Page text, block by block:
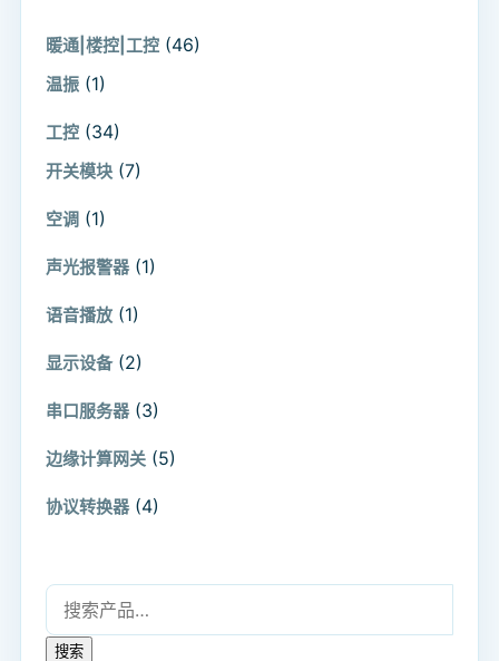
暖通|楼控|工控 (46)
温振 (1)
工控 (34)
开关模块 (7)
空调 (1)
声光报警器 (1)
语音播放 (1)
显示设备 (2)
串口服务器 (3)
边缘计算网关 (5)
协议转换器 (4)
搜索：
搜索